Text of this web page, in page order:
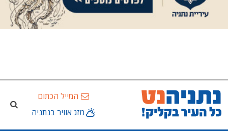
המייל הכתום
מזג אוויר בנתניה